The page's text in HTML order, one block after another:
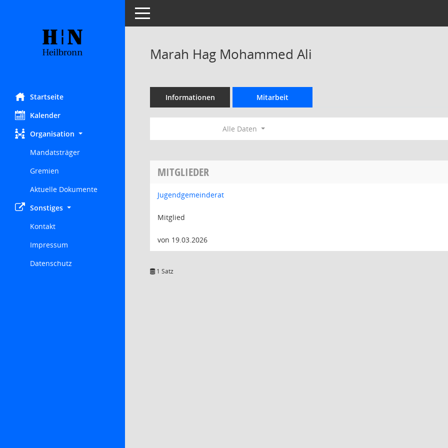
Startseite
Kalender
Organisation
Mandatsträger
Gremien
Aktuelle Dokumente
Sonstiges
Kontakt
Impressum
Datenschutz
Toggle navigation
Marah Hag Mohammed Ali
Informationen Mitarbeit
Alle Daten
MITGLIEDER
Jugendgemeinderat
Mitglied
von 19.03.2026
1 Satz